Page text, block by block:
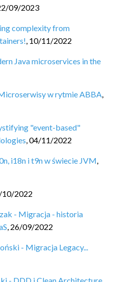
09/2023
complexity from
, 10/11/2022
Java microservices in the
w rytmie ABBA,
"event-based"
,04/11/2022
i18n i t9n w świecie JVM,
10/2022
- Migracja - historia
, 26/09/2022
- Migracja Legacy...